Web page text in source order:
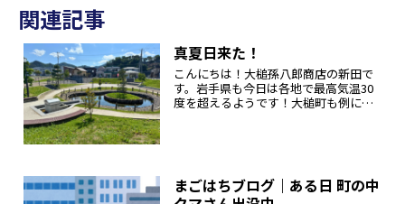
関連記事
真夏日来た！
こんにちは！大槌孫八郎商店の新田で
す。岩手県も今日は各地で最高気温30
度を超えるようです！大槌町も例に漏
まごはちブログ｜ある日 町の中